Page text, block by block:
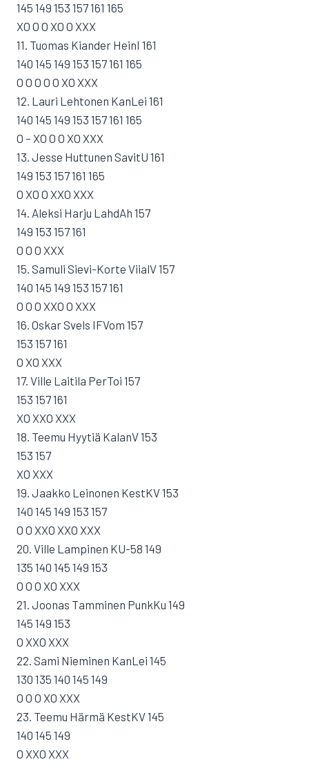
145 149 153 157 161 165
XO O O XO O XXX
11. Tuomas Kiander HeinI 161
140 145 149 153 157 161 165
O O O O O XO XXX
12. Lauri Lehtonen KanLei 161
140 145 149 153 157 161 165
O – XO O O XO XXX
13. Jesse Huttunen SavitU 161
149 153 157 161 165
O XO O XXO XXX
14. Aleksi Harju LahdAh 157
149 153 157 161
O O O XXX
15. Samuli Sievi-Korte ViialV 157
140 145 149 153 157 161
O O O XXO O XXX
16. Oskar Svels IFVom 157
153 157 161
O XO XXX
17. Ville Laitila PerToi 157
153 157 161
XO XXO XXX
18. Teemu Hyytiä KalanV 153
153 157
XO XXX
19. Jaakko Leinonen KestKV 153
140 145 149 153 157
O O XXO XXO XXX
20. Ville Lampinen KU-58 149
135 140 145 149 153
O O O XO XXX
21. Joonas Tamminen PunkKu 149
145 149 153
O XXO XXX
22. Sami Nieminen KanLei 145
130 135 140 145 149
O O O XO XXX
23. Teemu Härmä KestKV 145
140 145 149
O XXO XXX